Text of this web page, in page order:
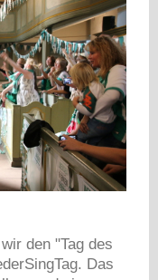
den "Tag des
Das